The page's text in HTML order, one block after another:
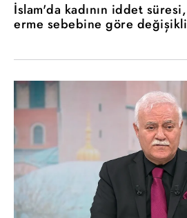
İslam'da kadının iddet
erme sebebine göre